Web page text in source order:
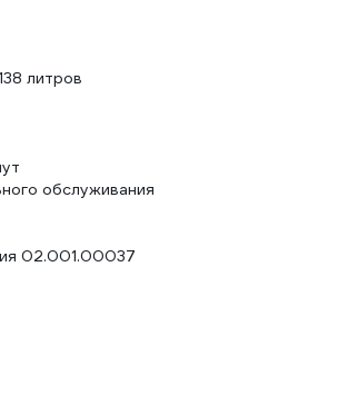
литров
обслуживания
02.001.00037